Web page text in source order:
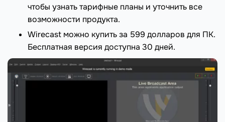
чтобы узнать тарифные планы и уточнить все
возможности продукта.
Wirecast можно купить за 599 долларов для ПК.
Бесплатная версия доступна 30 дней.